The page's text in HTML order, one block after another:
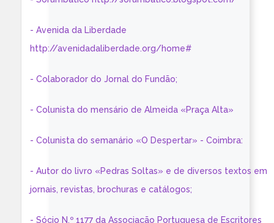
- Avenida da Liberdade
http://avenidadaliberdade.org/home#
- Colaborador do Jornal do Fundão;
- Colunista do mensário de Almeida «Praça Alta»
- Colunista do semanário «O Despertar» - Coimbra:
- Autor do livro «Pedras Soltas» e de diversos textos em
jornais, revistas, brochuras e catálogos;
- Sócio N.º 1177 da Associação Portuguesa de Escritores